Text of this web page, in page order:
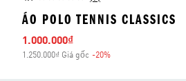
ÁO POLO TENNIS CLASSICS
Giá bán
1.000.000₫
1.250.000₫ Giá gốc -20%